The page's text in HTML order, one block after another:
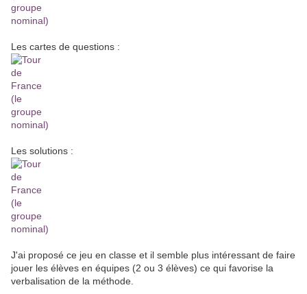
Les cartes de questions :
Les solutions :
J'ai proposé ce jeu en classe et il semble plus intéressant de faire
jouer les élèves en équipes (2 ou 3 élèves) ce qui favorise la
verbalisation de la méthode.